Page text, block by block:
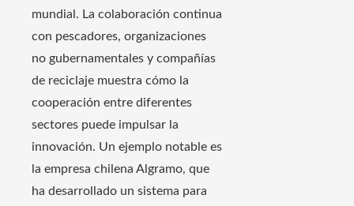
mundial. La colaboración continua
con pescadores, organizaciones
no gubernamentales y compañías
de reciclaje muestra cómo la
cooperación entre diferentes
sectores puede impulsar la
innovación. Un ejemplo notable es
la empresa chilena Algramo, que
ha desarrollado un sistema para